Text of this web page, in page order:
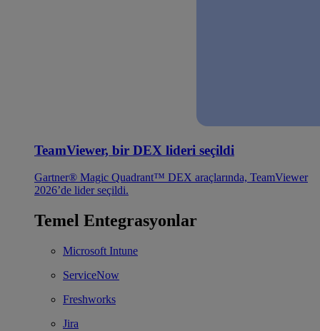
TeamViewer, bir DEX lideri seçildi
Gartner® Magic Quadrant™ DEX araçlarında, TeamViewer
2026’de lider seçildi.
Temel Entegrasyonlar
Microsoft Intune
ServiceNow
Freshworks
Jira